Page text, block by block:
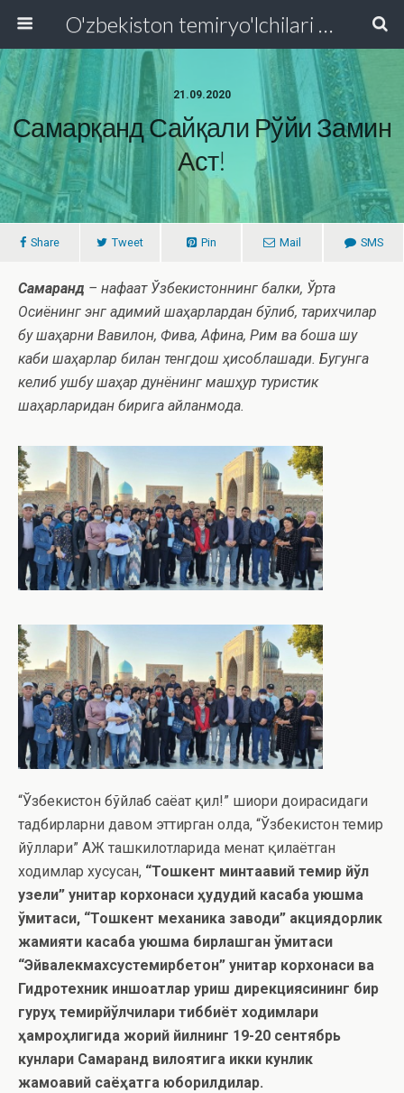
O'zbekiston temiryo'lchilari va transport quruvchilari kasaba uyushmasi Respublika Kengashi
21.09.2020
Самарқанд Сайқали Рўйи Замин
Аст!
Share Tweet Pin Mail SMS
Самарқанд – нафақат Ўзбекистоннинг балки, Ўрта
Осиёнинг энг қадимий шаҳарлардан бўлиб, тарихчилар
бу шаҳарни Вавилон, Фива, Афина, Рим ва бошқа шу
каби шаҳарлар билан тенгдош ҳисоблашади. Бугунга
келиб ушбу шаҳар дунёнинг машҳур туристик
шаҳарларидан бирига айланмоқда.
“Ўзбекистон бўйлаб саёҳат қил!” шиори доирасидаги
тадбирларни давом эттирган ҳолда, “Ўзбекистон темир
йўллари” АЖ ташкилотларида меҳнат қилаётган
ходимлар хусусан, “Тошкент минтақавий темир йўл
узели” унитар корхонаси ҳудудий касаба уюшма
қўмитаси, “Тошкент механика заводи” акциядорлик
жамияти касаба уюшма бирлашган қўмитаси
“Эйвалекмахсустемирбетон” унитар корхонаси ва
Гидротехник иншоатлар қуриш дирекциясининг бир
гуруҳ темирйўлчилари тиббиёт ходимлари
ҳамроҳлигида жорий йилнинг 19-20 сентябрь
кунлари Самарқанд вилоятига икки кунлик
жамоавий саёҳатга юборилдилар.